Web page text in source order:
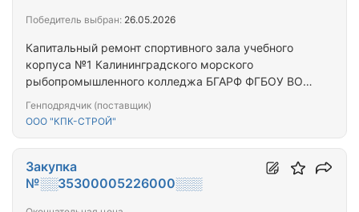
Капитальный ремонт спортивного зала учебного
корпуса №1 Калининградского морского
рыбопромышленного колледжа БГАРФ ФГБОУ ВО
г.Калининграде
Генподрядчик (поставщик)
ООО "КПК-СТРОЙ"
Победитель выбран: 26.05.2026
Закупка
№░░35300005226000░░░